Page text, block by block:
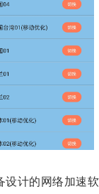
的网络加速软